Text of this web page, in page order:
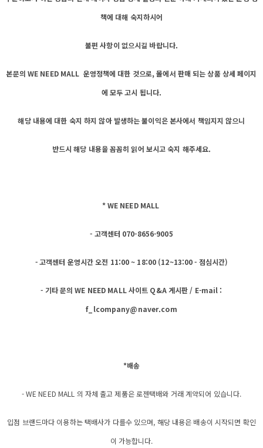
책에 대해 숙지하시어
불편 사항이 없으시길 바랍니다.
본문의 WE NEED MALL 운영정책에 대한 것으로, 몰에서 판매 되는 상품 상세 페이지
에 모두 고시 됩니다.
해당 내용에 대한 숙지 하지 않아 발생하는 불이익은 본사에서 책임지지 않으니
반드시 해당 내용을 꼼꼼히 읽어 보시고 숙지 해주세요.
* WE NEED MALL
- 고객센터 070-8656-9005
- 고객센터 운영시간 오전 11:00 ~ 18:00 (12~13:00 - 점심시간)
- 기타 문의 WE NEED MALL 사이트 Q&A 게시판 / E-mail :
f_lcompany@naver.com
*배송
- WE NEED MALL 의 자체 출고 제품은 로젠택배와 거래 계약되어 있습니다.
입점 브랜드마다 이용하는 택배사가 다를수 있으며, 해당 내용은 배송이 시작되면 확인
이 가능합니다.